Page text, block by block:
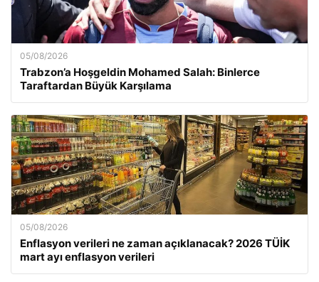
05/08/2026
Trabzon’a Hoşgeldin Mohamed Salah: Binlerce
Taraftardan Büyük Karşılama
05/08/2026
Enflasyon verileri ne zaman açıklanacak? 2026 TÜİK
mart ayı enflasyon verileri